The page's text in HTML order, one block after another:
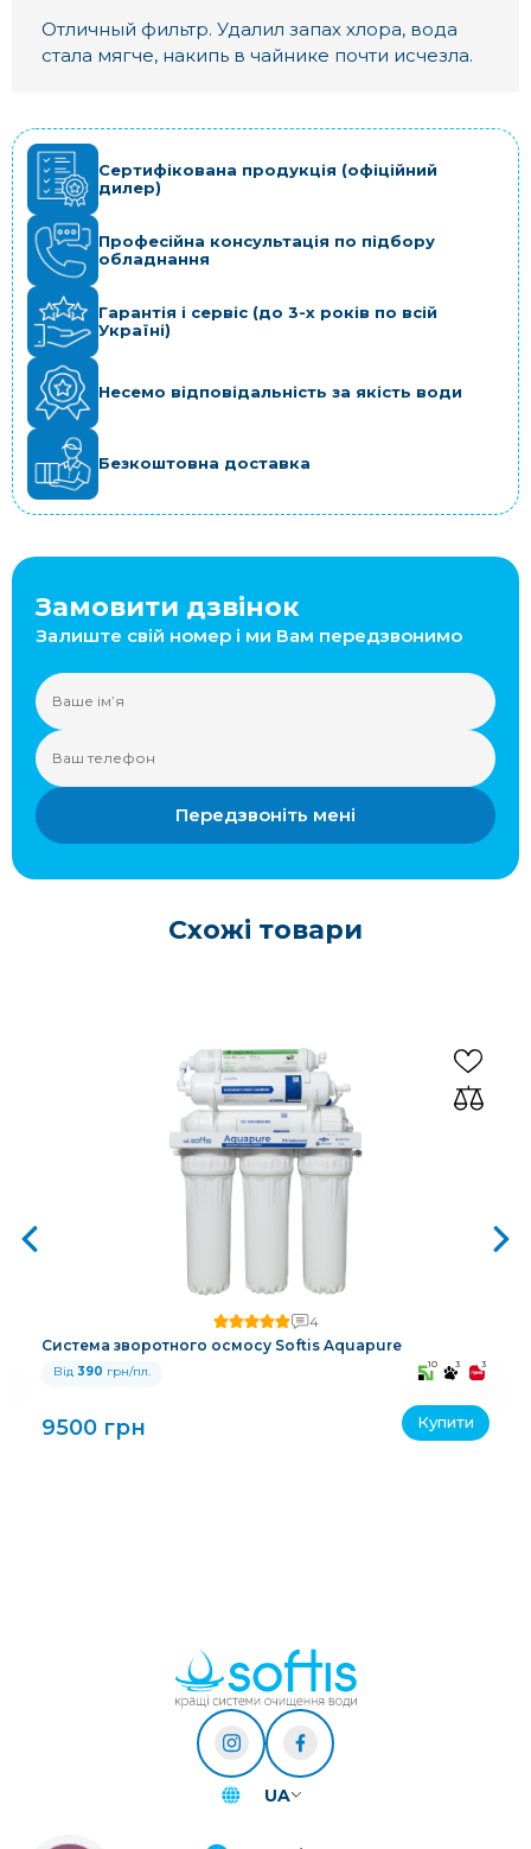
Отличный фильтр. Удалил запах хлора, вода
стала мягче, накипь в чайнике почти исчезла.
Сертифікована продукція (офіційний
дилер)
Професійна консультація по підбору
обладнання
Гарантія і сервіс (до 3-х років по всій
Україні)
Несемо відповідальність за якість води
Безкоштовна доставка
Замовити дзвінок
Залиште свій номер і ми Вам передзвонимо
Передзвоніть мені
Схожі товари
4
Система зворотного осмосу Softis Aquapure
Від 390 грн/пл. 10 3 3
9500 грн Купити
UA